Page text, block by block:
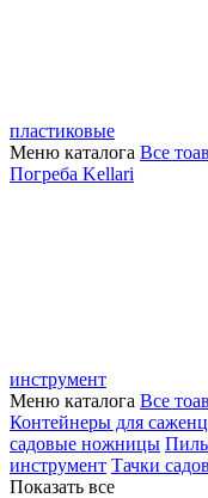
пластиковые
Меню каталога Все
Погреба Kellari
инструмент
Меню каталога Все
Контейнеры для
садовые ножницы
инструмент Тачки
Показать все